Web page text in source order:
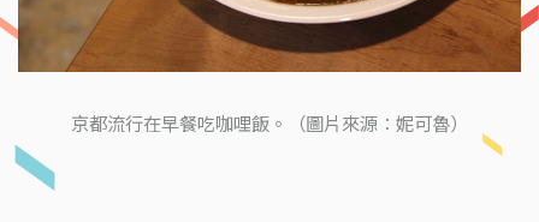
京都流行在早餐吃咖哩飯。（圖片來源：妮可魯）